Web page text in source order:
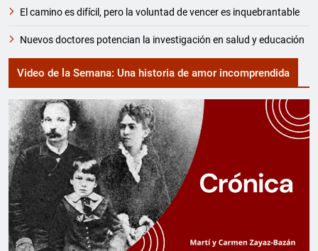
El camino es difícil, pero la voluntad de vencer es inquebrantable
Nuevos doctores potencian la investigación en salud y educación
Video de la Semana: Una historia de amor incomprendida